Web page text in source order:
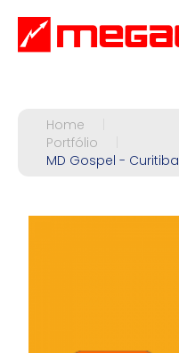
Home
Portfólio
MD Gospel - Curitiba